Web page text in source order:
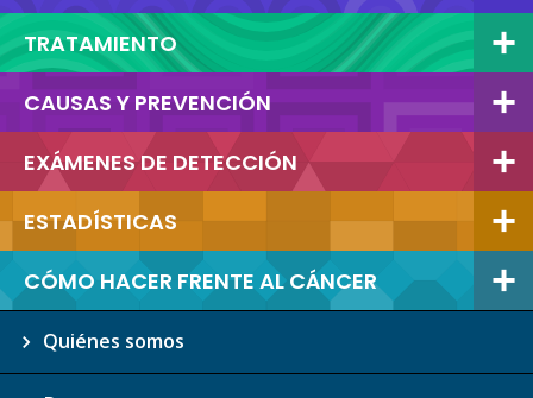
TRATAMIENTO
CAUSAS Y PREVENCIÓN
EXÁMENES DE DETECCIÓN
ESTADÍSTICAS
CÓMO HACER FRENTE AL CÁNCER
Quiénes somos